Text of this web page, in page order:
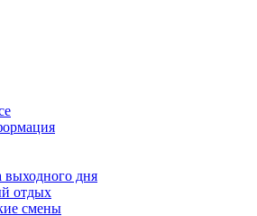
дня
отдых
смены